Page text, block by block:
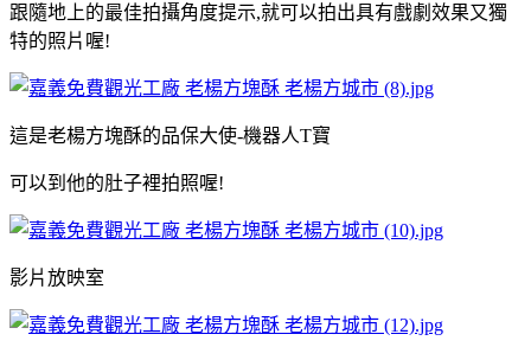
跟隨地上的最佳拍攝角度提示,就可以拍出具有戲劇效果又獨
特的照片喔!
這是老楊方塊酥的品保大使-機器人T寶
可以到他的肚子裡拍照喔!
影片放映室